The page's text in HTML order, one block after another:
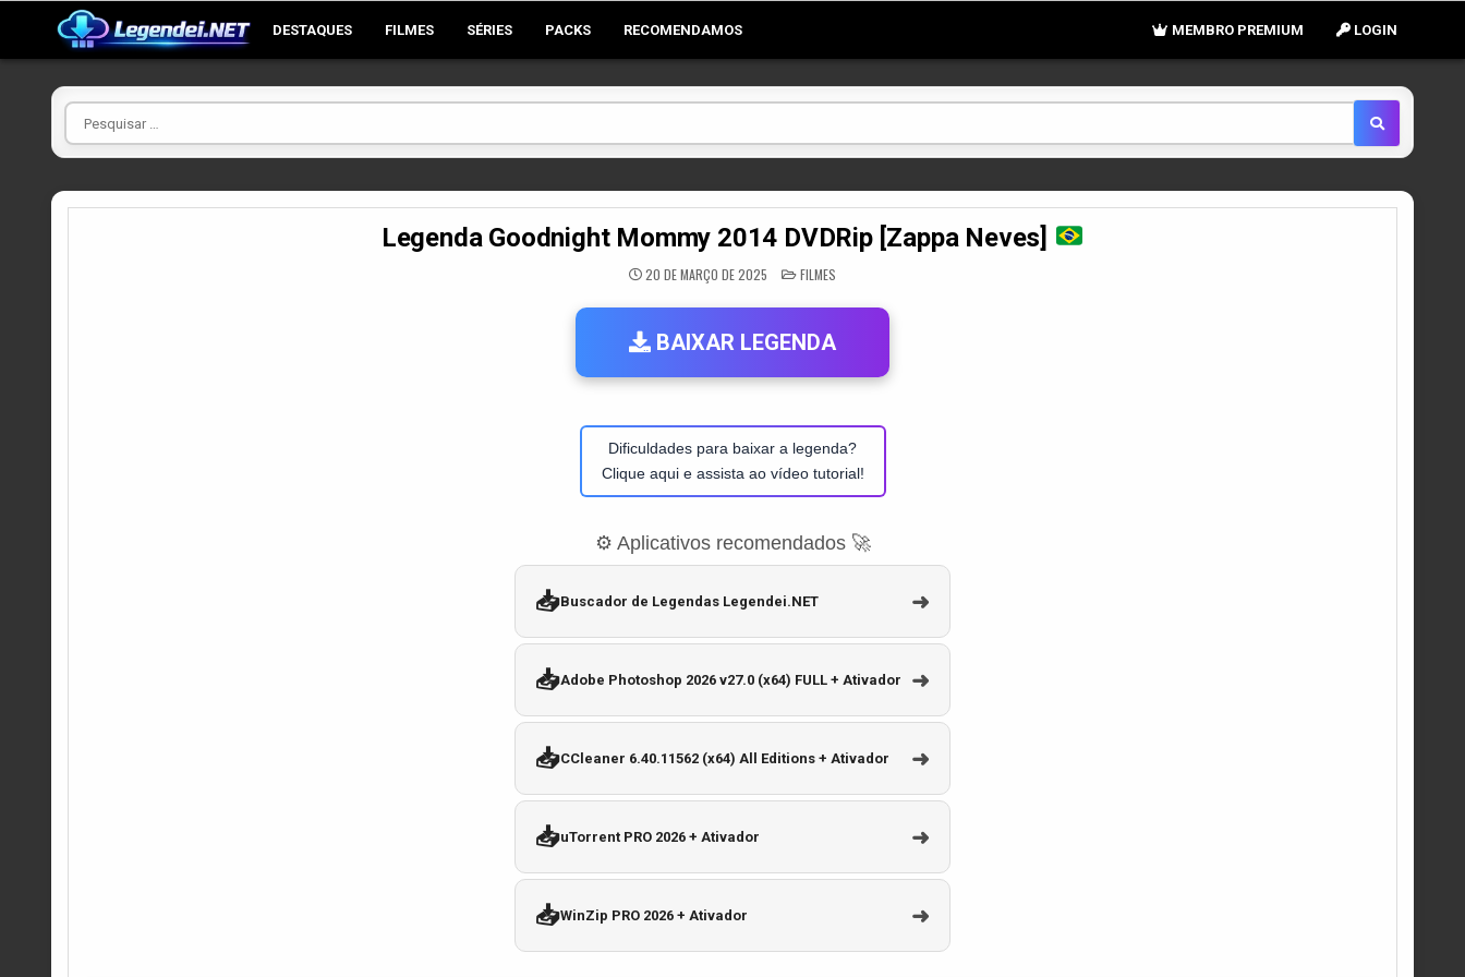
DESTAQUES FILMES SÉRIES PACKS RECOMENDAMOS LOGIN
MEMBRO PREMIUM
Pesquisar
por
Legenda Goodnight Mommy 2014 DVDRip [Zappa Neves]
20 DE MARÇO DE 2025 POSTED
IN
FILMES
BAIXAR LEGENDA
Dificuldades para baixar a legenda?
Clique aqui e assista ao vídeo tutorial!
⚙️ Aplicativos recomendados 🚀
📥Buscador de Legendas Legendei.NET ➜
📥Adobe Photoshop 2026 v27.0 (x64) FULL + Ativador ➜
📥CCleaner 6.40.11562 (x64) All Editions + Ativador ➜
📥uTorrent PRO 2026 + Ativador ➜
📥WinZip PRO 2026 + Ativador ➜